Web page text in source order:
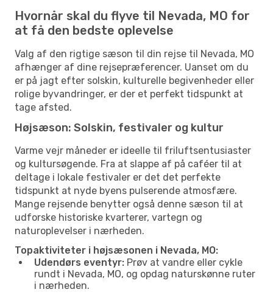
Hvornår skal du flyve til Nevada, MO for
at få den bedste oplevelse
Valg af den rigtige sæson til din rejse til Nevada, MO
afhænger af dine rejsepræferencer. Uanset om du
er på jagt efter solskin, kulturelle begivenheder eller
rolige byvandringer, er der et perfekt tidspunkt at
tage afsted.
Højsæson: Solskin, festivaler og kultur
Varme vejr måneder er ideelle til friluftsentusiaster
og kultursøgende. Fra at slappe af på caféer til at
deltage i lokale festivaler er det det perfekte
tidspunkt at nyde byens pulserende atmosfære.
Mange rejsende benytter også denne sæson til at
udforske historiske kvarterer, vartegn og
naturoplevelser i nærheden.
Topaktiviteter i højsæsonen i Nevada, MO:
Udendørs eventyr: Prøv at vandre eller cykle
rundt i Nevada, MO, og opdag naturskønne ruter
i nærheden.